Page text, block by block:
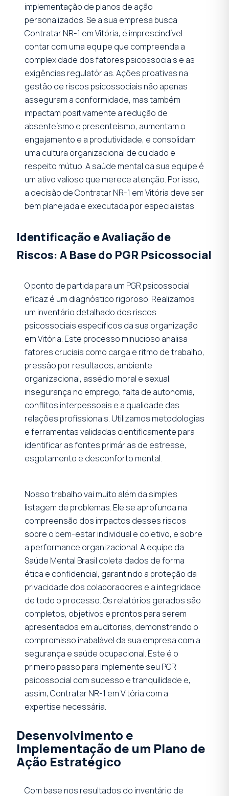
implementação de planos de ação
personalizados. Se a sua empresa busca
Contratar NR-1 em Vitória, é imprescindível
contar com uma equipe que compreenda a
complexidade dos fatores psicossociais e as
exigências regulatórias. Ações proativas na
gestão de riscos psicossociais não apenas
asseguram a conformidade, mas também
impactam positivamente a redução de
absenteísmo e presenteísmo, aumentam o
engajamento e a produtividade, e consolidam
uma cultura organizacional de cuidado e
respeito mútuo. A saúde mental da sua equipe é
um ativo valioso que merece atenção. Por isso,
a decisão de Contratar NR-1 em Vitória deve ser
bem planejada e executada por especialistas.
Identificação e Avaliação de
Riscos: A Base do PGR Psicossocial
O ponto de partida para um PGR psicossocial
eficaz é um diagnóstico rigoroso. Realizamos
um inventário detalhado dos riscos
psicossociais específicos da sua organização
em Vitória. Este processo minucioso analisa
fatores cruciais como carga e ritmo de trabalho,
pressão por resultados, ambiente
organizacional, assédio moral e sexual,
insegurança no emprego, falta de autonomia,
conflitos interpessoais e a qualidade das
relações profissionais. Utilizamos metodologias
e ferramentas validadas cientificamente para
identificar as fontes primárias de estresse,
esgotamento e desconforto mental.
Nosso trabalho vai muito além da simples
listagem de problemas. Ele se aprofunda na
compreensão dos impactos desses riscos
sobre o bem-estar individual e coletivo, e sobre
a performance organizacional. A equipe da
Saúde Mental Brasil coleta dados de forma
ética e confidencial, garantindo a proteção da
privacidade dos colaboradores e a integridade
de todo o processo. Os relatórios gerados são
completos, objetivos e prontos para serem
apresentados em auditorias, demonstrando o
compromisso inabalável da sua empresa com a
segurança e saúde ocupacional. Este é o
primeiro passo para Implemente seu PGR
psicossocial com sucesso e tranquilidade e,
assim, Contratar NR-1 em Vitória com a
expertise necessária.
Desenvolvimento e
Implementação de um Plano de
Ação Estratégico
Com base nos resultados do inventário de